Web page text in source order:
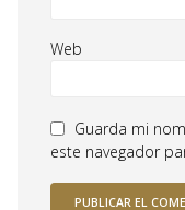
Web
Guarda mi
este navegador